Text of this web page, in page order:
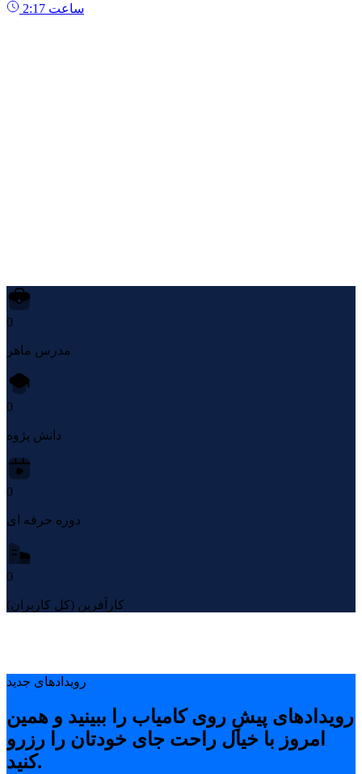
2:17 ساعت
0
مدرس ماهر
0
دانش پژوه
0
دوره حرفه ای
0
کارآفرین (کل کاربران)
رویدادهای جدید
رویدادهای پیشِ روی کامیاب را ببینید و همین
امروز با خیال راحت جای خودتان را رزرو
کنید.